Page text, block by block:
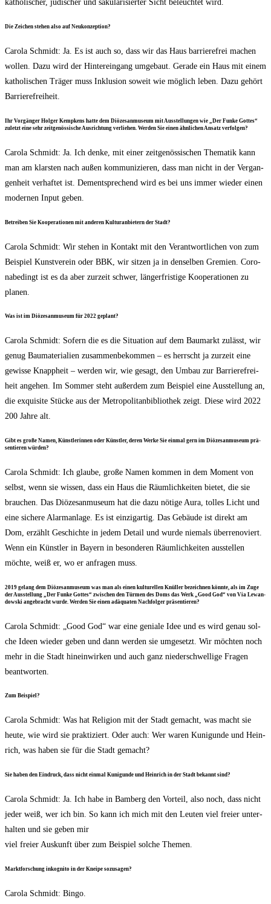
katho­li­scher, jüdi­scher und säku­la­ri­sier­ter Sicht beleuch­tet wird.
Die Zei­chen ste­hen also auf Neukonzeption?
Caro­la Schmidt: Ja. Es ist auch so, dass wir das Haus bar­rie­re­frei machen
wol­len. Dazu wird der Hin­ter­ein­gang umge­baut. Gera­de ein Haus mit einem
katho­li­schen Trä­ger muss Inklu­si­on soweit wie mög­lich leben. Dazu gehört
Barrierefreiheit.
Ihr Vor­gän­ger Hol­ger Kemp­kens hat­te dem Diö­ze­san­mu­se­um mit Aus­stel­lun­gen wie „Der Fun­ke Got­tes“
zuletzt eine sehr zeit­ge­nös­si­sche Aus­rich­tung ver­lie­hen. Wer­den Sie einen ähn­li­chen Ansatz verfolgen?
Caro­la Schmidt: Ja. Ich den­ke, mit einer zeit­ge­nös­si­schen The­ma­tik kann
man am klars­ten nach außen kom­mu­ni­zie­ren, dass man nicht in der Ver­gan­
gen­heit ver­haf­tet ist. Dem­entspre­chend wird es bei uns immer wie­der einen
moder­nen Input geben.
Betrei­ben Sie Koope­ra­tio­nen mit ande­ren Kul­tur­anbie­tern der Stadt?
Caro­la Schmidt: Wir ste­hen in Kon­takt mit den Ver­ant­wort­li­chen von zum
Bei­spiel Kunst­ver­ein oder BBK, wir sit­zen ja in den­sel­ben Gre­mi­en. Coro­
nabe­dingt ist es da aber zur­zeit schwer, län­ger­fris­ti­ge Koope­ra­tio­nen zu
planen.
Was ist im Diö­ze­san­mu­se­um für 2022 geplant?
Caro­la Schmidt: Sofern die es die Situa­ti­on auf dem Bau­markt zulässt, wir
genug Bau­ma­te­ria­li­en zusam­men­be­kom­men – es herrscht ja zur­zeit eine
gewis­se Knapp­heit – wer­den wir, wie gesagt, den Umbau zur Bar­rie­re­frei­
heit ange­hen. Im Som­mer steht außer­dem zum Bei­spiel eine Aus­stel­lung an,
die exqui­si­te Stü­cke aus der Metro­po­li­tan­bi­blio­thek zeigt. Die­se wird 2022
200 Jah­re alt.
Gibt es gro­ße Namen, Künst­le­rin­nen oder Künst­ler, deren Wer­ke Sie ein­mal gern im Diö­ze­san­mu­se­um prä­
sen­tie­ren würden?
Caro­la Schmidt: Ich glau­be, gro­ße Namen kom­men in dem Moment von
selbst, wenn sie wis­sen, dass ein Haus die Räum­lich­kei­ten bie­tet, die sie
brau­chen. Das Diö­ze­san­mu­se­um hat die dazu nöti­ge Aura, tol­les Licht und
eine siche­re Alarm­an­la­ge. Es ist ein­zig­ar­tig. Das Gebäu­de ist direkt am
Dom, erzählt Geschich­te in jedem Detail und wur­de nie­mals über­re­no­viert.
Wenn ein Künst­ler in Bay­ern in beson­de­ren Räum­lich­kei­ten aus­stel­len
möch­te, weiß er, wo er anfra­gen muss.
2019 gelang dem Diö­ze­san­mu­se­um was man als einen kul­tu­rel­len Knül­ler bezeich­nen könn­te, als im Zuge
der Aus­stel­lung „Der Fun­ke Got­tes“ zwi­schen den Tür­men des Doms das Werk „Good God“ von Via Lewan­
dow­ski ange­bracht wur­de. Wer­den Sie einen adäqua­ten Nach­fol­ger präsentieren?
Caro­la Schmidt: „Good God“ war eine genia­le Idee und es wird genau sol­
che Ideen wie­der geben und dann wer­den sie umge­setzt. Wir möch­ten noch
mehr in die Stadt hin­ein­wir­ken und auch ganz nie­der­schwel­li­ge Fra­gen
beantworten.
Zum Bei­spiel?
Caro­la Schmidt: Was hat Reli­gi­on mit der Stadt gemacht, was macht sie
heu­te, wie wird sie prak­ti­ziert. Oder auch: Wer waren Kuni­gun­de und Hein­
rich, was haben sie für die Stadt gemacht?
Sie haben den Ein­druck, dass nicht ein­mal Kuni­gun­de und Hein­rich in der Stadt bekannt sind?
Caro­la Schmidt: Ja. Ich habe in Bam­berg den Vor­teil, also noch, dass nicht
jeder weiß, wer ich bin. So kann ich mich mit den Leu­ten viel frei­er unter­
hal­ten und sie geben mir
viel frei­er Aus­kunft über zum Bei­spiel sol­che Themen.
Markt­for­schung inko­gni­to in der Knei­pe sozusagen?
Caro­la Schmidt: Bingo.